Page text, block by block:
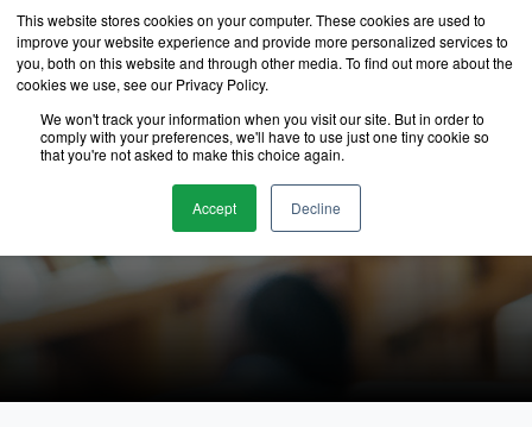
This website stores cookies on your computer. These cookies are used to
improve your website experience and provide more personalized services to
you, both on this website and through other media. To find out more about the
cookies we use, see our Privacy Policy.
We won't track your information when you visit our site. But in order to
comply with your preferences, we'll have to use just one tiny cookie so
that you're not asked to make this choice again.
Accept Decline
นักเรียนของเรา